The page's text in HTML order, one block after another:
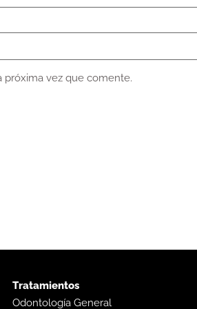
próxima vez que comente.
Tratamientos
Odontología General